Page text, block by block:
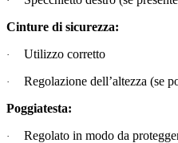
Cinture di sicurezza:
· Utilizzo corretto
·
Regolazione dell’altezza (se
Poggiatesta:
· Regolato in modo da